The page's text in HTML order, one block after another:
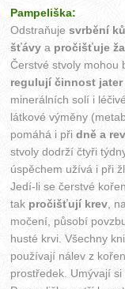
Pampeliška:
Odstraňujesvrbění
šťávy a pročišťuje
Čerstvé stvoly
regulují činnost jater
minerálních solí i
látkové výměny
pomáhá i přidně a
stvoly dodrží čtyři
úspěchem užívá i při
Jedí-li se čerstvé
tak pročišťují krev ,
močení, působí
husté krvi. Všechny
používají nálev z
prostředek. Umývají